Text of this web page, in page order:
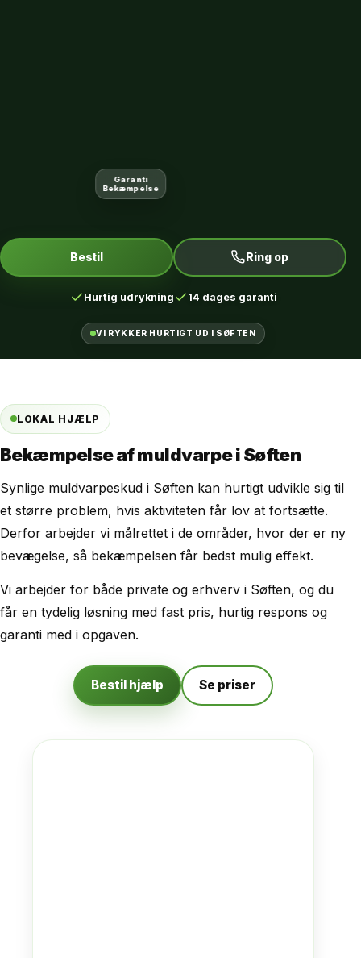
Garanti
Bekæmpelse
Bestil Ring op
Hurtig udrykning 14 dages garanti
VI RYKKER HURTIGT UD I SØFTEN
LOKAL HJÆLP
Bekæmpelse af muldvarpe i Søften
Synlige muldvarpeskud i Søften kan hurtigt udvikle sig til
et større problem, hvis aktiviteten får lov at fortsætte.
Derfor arbejder vi målrettet i de områder, hvor der er ny
bevægelse, så bekæmpelsen får bedst mulig effekt.
Vi arbejder for både private og erhverv i Søften, og du
får en tydelig løsning med fast pris, hurtig respons og
garanti med i opgaven.
Bestil hjælp Se priser